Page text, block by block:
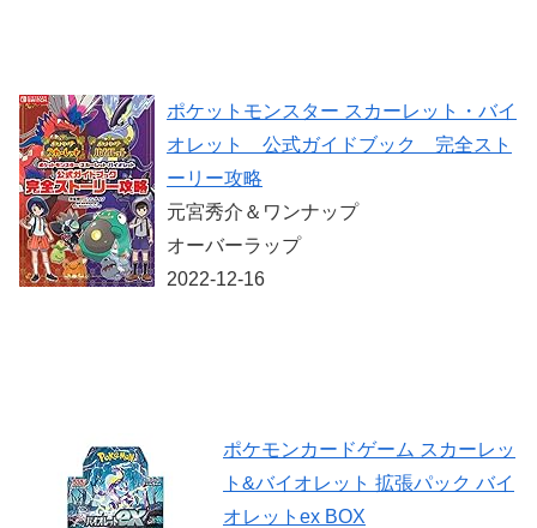
ポケットモンスター スカーレット・バイ
オレット 公式ガイドブック 完全スト
ーリー攻略
元宮秀介＆ワンナップ
オーバーラップ
2022-12-16
ポケモンカードゲーム スカーレッ
ト&バイオレット 拡張パック バイ
オレットex BOX